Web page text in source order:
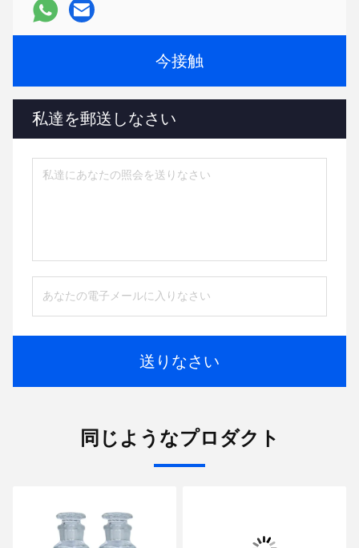
今接触
私達を郵送しなさい
送りなさい
同じようなプロダクト